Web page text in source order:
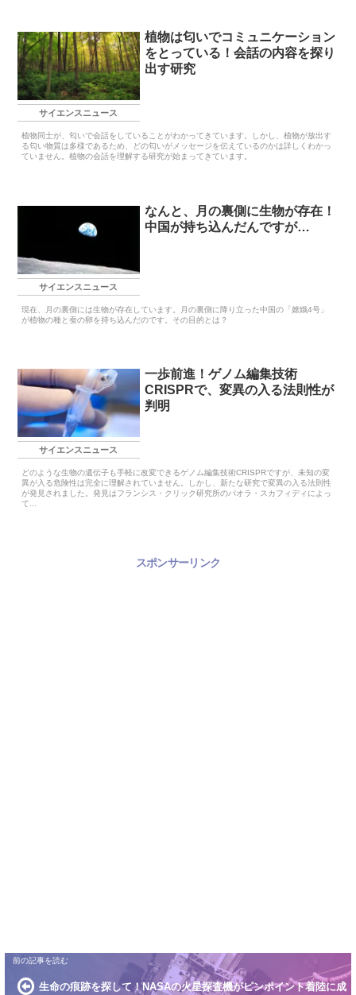
サイエンスニュース
植物は匂いでコミュニケーション
をとっている！会話の内容を探り
出す研究
植物同士が、匂いで会話をしていることがわかってきています。しかし、植物が放出す
る匂い物質は多様であるため、どの匂いがメッセージを伝えているのかは詳しくわかっ
ていません。植物の会話を理解する研究が始まってきています。
サイエンスニュース
なんと、月の裏側に生物が存在！
中国が持ち込んだんですが…
現在、月の裏側には生物が存在しています。月の裏側に降り立った中国の「嫦娥4号」
が植物の種と蚕の卵を持ち込んだのです。その目的とは？
サイエンスニュース
一歩前進！ゲノム編集技術
CRISPRで、変異の入る法則性が
判明
どのような生物の遺伝子も手軽に改変できるゲノム編集技術CRISPRですが、未知の変
異が入る危険性は完全に理解されていません。しかし、新たな研究で変異の入る法則性
が発見されました。発見はフランシス・クリック研究所のパオラ・スカフィディによっ
て...
スポンサーリンク
生命の痕跡を探して！NASAの火星探査機がピンポイント着陸に成